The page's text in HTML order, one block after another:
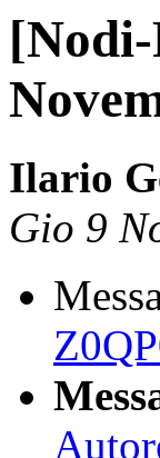
Ilario
Gio 9